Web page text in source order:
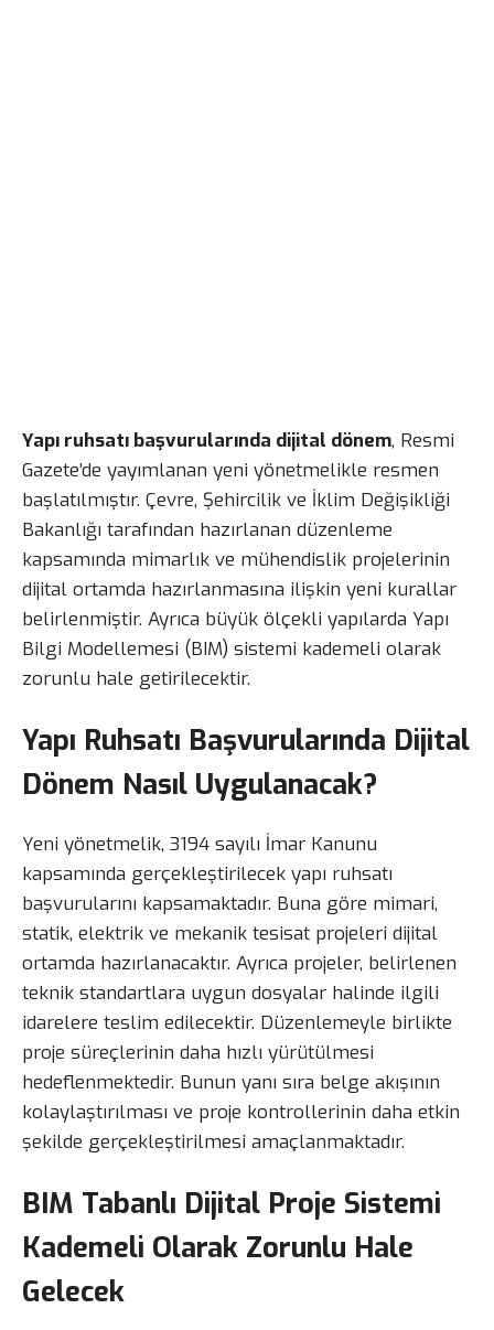
Yapı ruhsatı başvurularında dijital dönem, Resmi
Gazete’de yayımlanan yeni yönetmelikle resmen
başlatılmıştır. Çevre, Şehircilik ve İklim Değişikliği
Bakanlığı tarafından hazırlanan düzenleme
kapsamında mimarlık ve mühendislik projelerinin
dijital ortamda hazırlanmasına ilişkin yeni kurallar
belirlenmiştir. Ayrıca büyük ölçekli yapılarda Yapı
Bilgi Modellemesi (BIM) sistemi kademeli olarak
zorunlu hale getirilecektir.
Yapı Ruhsatı Başvurularında Dijital
Dönem Nasıl Uygulanacak?
Yeni yönetmelik, 3194 sayılı İmar Kanunu
kapsamında gerçekleştirilecek yapı ruhsatı
başvurularını kapsamaktadır. Buna göre mimari,
statik, elektrik ve mekanik tesisat projeleri dijital
ortamda hazırlanacaktır. Ayrıca projeler, belirlenen
teknik standartlara uygun dosyalar halinde ilgili
idarelere teslim edilecektir. Düzenlemeyle birlikte
proje süreçlerinin daha hızlı yürütülmesi
hedeflenmektedir. Bunun yanı sıra belge akışının
kolaylaştırılması ve proje kontrollerinin daha etkin
şekilde gerçekleştirilmesi amaçlanmaktadır.
BIM Tabanlı Dijital Proje Sistemi
Kademeli Olarak Zorunlu Hale
Gelecek